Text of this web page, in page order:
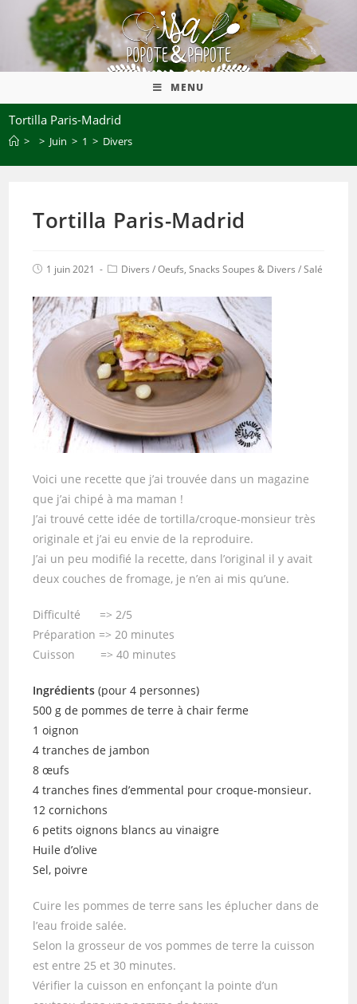
MENU
Tortilla Paris-Madrid
> > Juin > 1 > Divers
Tortilla Paris-Madrid
1 juin 2021 Divers /Oeufs, Snacks Soupes & Divers /Salé
Voici une recette que j’ai trouvée dans un magazine
que j’ai chipé à ma maman !
J’ai trouvé cette idée de tortilla/croque-monsieur très
originale et j’ai eu envie de la reproduire.
J’ai un peu modifié la recette, dans l’original il y avait
deux couches de fromage, je n’en ai mis qu’une.
Difficulté => 2/5
Préparation => 20 minutes
Cuisson => 40 minutes
Ingrédients (pour 4 personnes)
500 g de pommes de terre à chair ferme
1 oignon
4 tranches de jambon
8 œufs
4 tranches fines d’emmental pour croque-monsieur.
12 cornichons
6 petits oignons blancs au vinaigre
Huile d’olive
Sel, poivre
Cuire les pommes de terre sans les éplucher dans de
l’eau froide salée.
Selon la grosseur de vos pommes de terre la cuisson
est entre 25 et 30 minutes.
Vérifier la cuisson en enfonçant la pointe d’un